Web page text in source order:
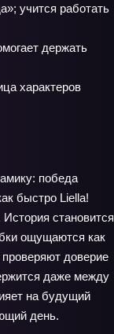
учится работать
держать
характеров
победа
быстро Liella!
становится
ощущаются как
доверие
даже между
на будущий
день.